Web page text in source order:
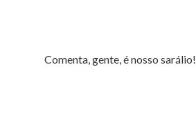
Comenta, gente, é nosso sarálio!